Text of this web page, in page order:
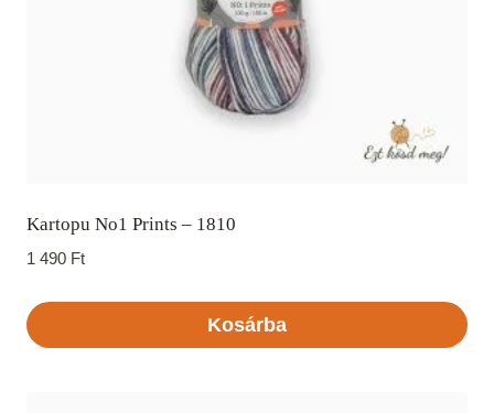
Kartopu No1 Prints – 1810
1 490 Ft
Kosárba